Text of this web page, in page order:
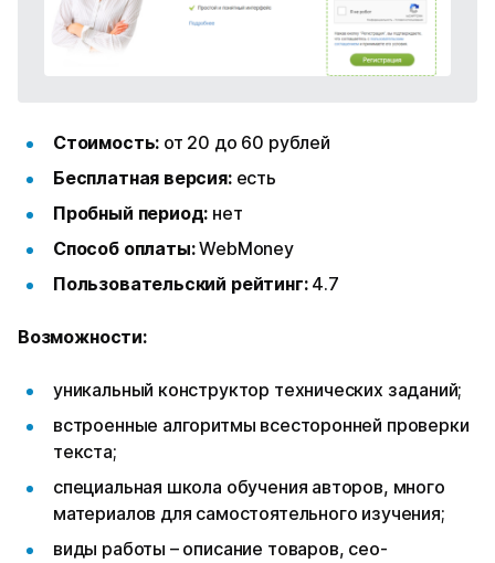
Стоимость: от 20 до 60 рублей
Бесплатная версия: есть
Пробный период: нет
Способ оплаты:WebMoney
Пользовательский рейтинг:4.7
Возможности:
уникальный конструктор технических заданий;
встроенные алгоритмы всесторонней проверки
текста;
специальная школа обучения авторов, много
материалов для самостоятельного изучения;
виды работы – описание товаров, сео-